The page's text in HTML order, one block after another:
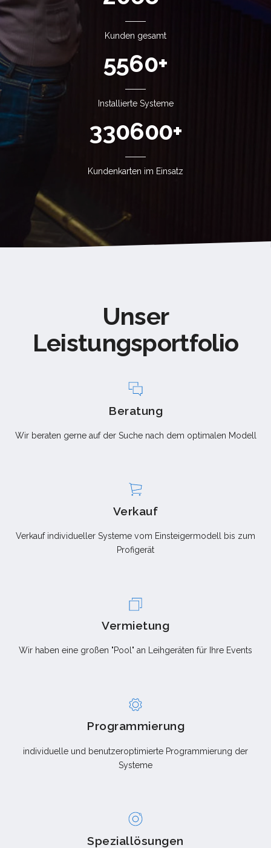
TECHNISCHE HOTLINE
Fernwartung starten
Kunden gesamt
7890+
Installierte Systeme
469800+
Kundenkarten im Einsatz
Unser
Leistungsportfolio
Beratung
Wir beraten gerne auf der Suche nach dem optimalen Modell
Verkauf
Verkauf individueller Systeme vom Einsteigermodell bis zum
Profigerät
Vermietung
Wir haben eine großen "Pool" an Leihgeräten für Ihre Events
Programmierung
individuelle und benutzeroptimierte Programmierung der
Systeme
Speziallösungen